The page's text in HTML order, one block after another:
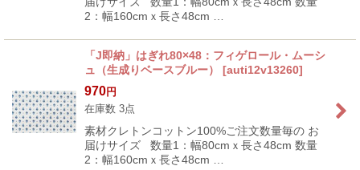
2：幅160cmｘ長さ48cm …
「J即納」はぎれ80×48：フィゲロール・ムーシ
ュ（生成りベースブルー）
[auti12v13260]
970円
在庫数 3点
素材クレトンコットン100%ご注文数量毎の お
届けサイズ 数量1：幅80cmｘ長さ48cm 数量
2：幅160cmｘ長さ48cm …